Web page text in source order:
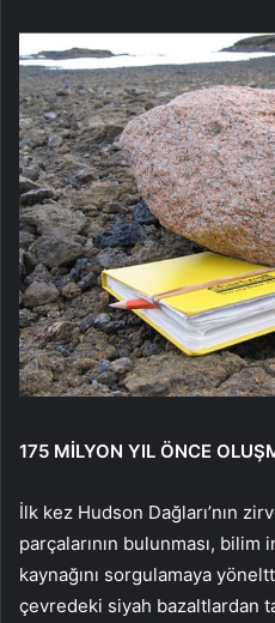
175 MİLYON YIL ÖNCE
İlk kez Hudson Dağları’nın
parçalarının bulunması, bilim
kaynağını sorgulamaya
çevredeki siyah bazaltlardan